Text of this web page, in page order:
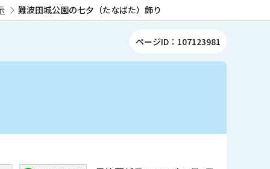
難波田城公園の七夕（たなばた）飾り
ページID：107123981